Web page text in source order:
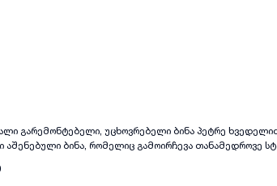
გარემონტებელი, უცხოვრებელი ბინა პეტრე
აშენებული ბინა, რომელიც გამოირჩევა თანამედროვე
არის უმაღლესი ხარისხის მასალით
ვარკეთილიდან 3 წუთში, პეტრე ხვედელიძის ქუჩაზე,